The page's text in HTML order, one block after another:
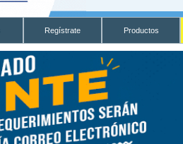
Regístrate Productos